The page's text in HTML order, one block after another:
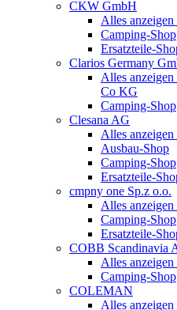
CKW GmbH
Alles
Camping-Shop
Ersatzteile-
Clarios Germany
Alles
Co KG
Camping-Shop
Clesana AG
Alles anzeigen
Ausbau-Shop
Camping-Shop
Ersatzteile-
cmpny one Sp.z o.o.
Alles
Camping-Shop
Ersatzteile-
COBB Scandinavia
Alles
Camping-Shop
COLEMAN
Alles